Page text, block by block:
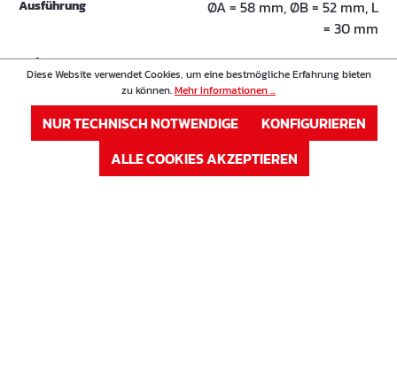
Ausführung
ØA = 58 mm, ØB = 52 mm, L
= 30 mm
Auf Lager
Sofort verfügbar, Lieferzeit: 1-3 Tage
ANMELDEN
oderRegistrieren
Diese Website verwendet Cookies, um eine bestmögliche Erfahrung bieten
zu können.Mehr Informationen ...
NUR TECHNISCH NOTWENDIGE
KONFIGURIEREN
ALLE COOKIES AKZEPTIEREN